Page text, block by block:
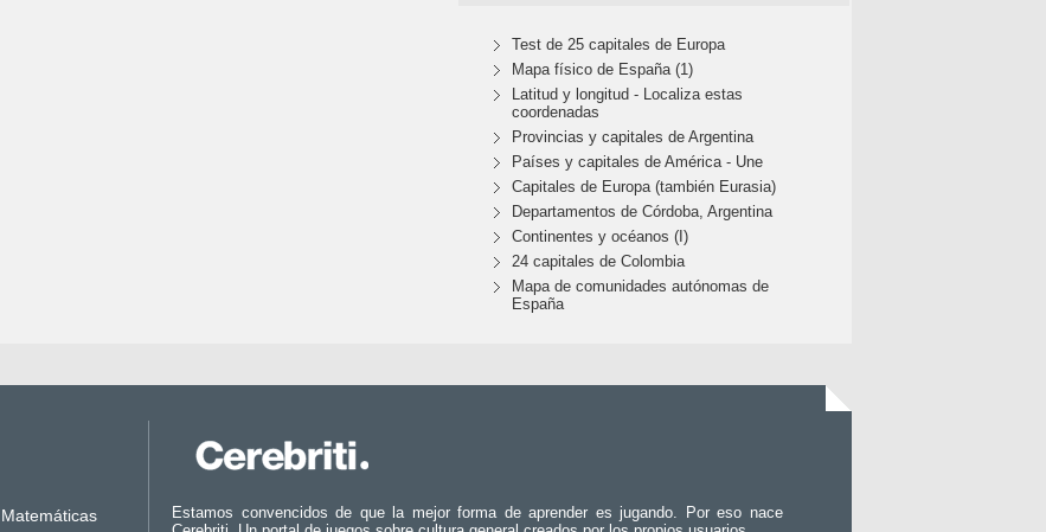
Test de 25 capitales de Europa
Mapa físico de España (1)
Latitud y longitud - Localiza estas
coordenadas
Provincias y capitales de Argentina
Países y capitales de América - Une
Capitales de Europa (también Eurasia)
Departamentos de Córdoba, Argentina
Continentes y océanos (I)
24 capitales de Colombia
Mapa de comunidades autónomas de
España
Matemáticas
Estamos convencidos de que la mejor forma de aprender es jugando. Por eso nace